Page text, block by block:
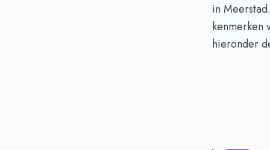
in
kenmerken
hieronder